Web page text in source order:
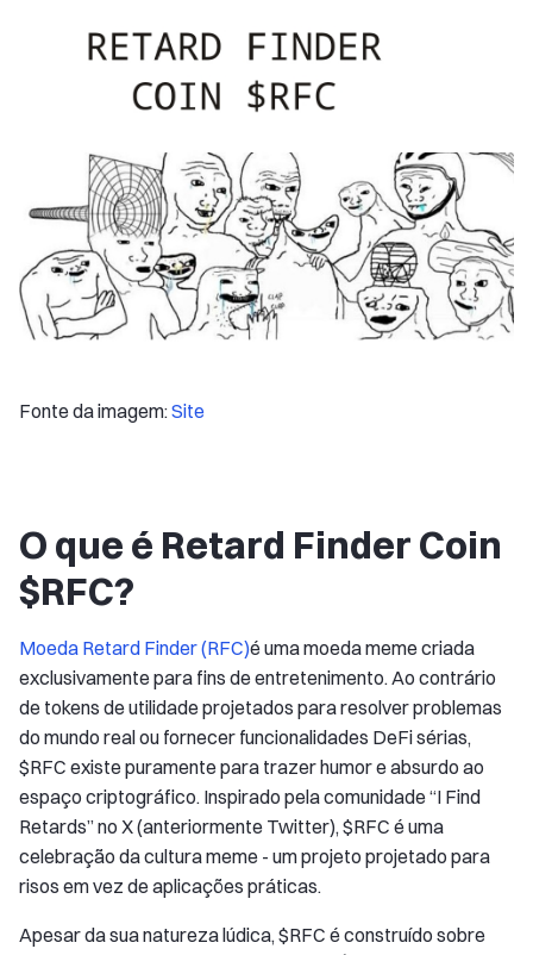
Fonte da imagem:Site
O que é Retard Finder Coin
$RFC?
Moeda Retard Finder (RFC)é uma moeda meme criada
exclusivamente para fins de entretenimento. Ao contrário
de tokens de utilidade projetados para resolver problemas
do mundo real ou fornecer funcionalidades DeFi sérias,
$RFC existe puramente para trazer humor e absurdo ao
espaço criptográfico. Inspirado pela comunidade “I Find
Retards” no X (anteriormente Twitter), $RFC é uma
celebração da cultura meme - um projeto projetado para
risos em vez de aplicações práticas.
Apesar da sua natureza lúdica, $RFC é construído sobre